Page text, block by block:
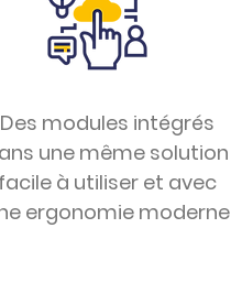
Des modules intégrés
une même solution
à utiliser et avec
ergonomie moderne